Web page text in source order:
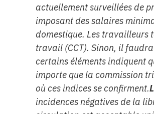
actuellement surveillées de
imposant des salaires
domestique. Les travailleurs
travail (CCT). Sinon, il
certains éléments indiquent
importe que la commission
où ces indices se confirment.
incidences négatives de la